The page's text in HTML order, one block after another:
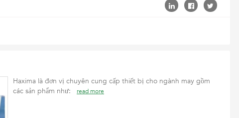
Haxima là đơn vị chuyên cung cấp thiết bị cho ngành may gồm
các sản phẩm như:
read more